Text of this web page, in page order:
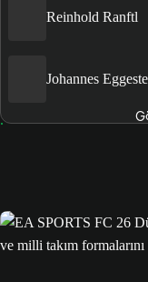
Reinhold Ranftl
Johannes